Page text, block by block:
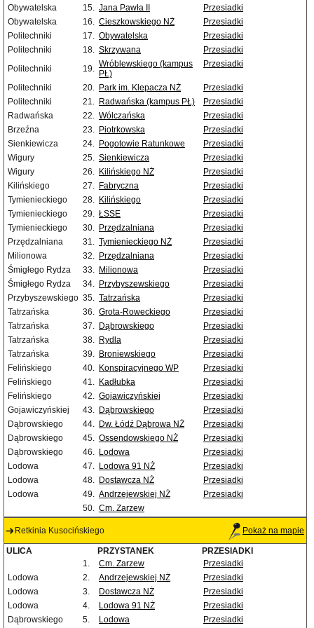
Obywatelska
15. Jana Pawła II
Przesiadki
Obywatelska
16. Cieszkowskiego NŻ
Przesiadki
Politechniki
17. Obywatelska
Przesiadki
Politechniki
18. Skrzywana
Przesiadki
Politechniki
19. Wróblewskiego (kampus
PŁ)
Przesiadki
Politechniki 20. Park im. Klepacza NŻ
Przesiadki
Politechniki
21. Radwańska (kampus PŁ)
Przesiadki
Radwańska
22. Wólczańska
Przesiadki
Brzeźna
23. Piotrkowska
Przesiadki
Sienkiewicza
24. Pogotowie Ratunkowe
Przesiadki
Wigury
25. Sienkiewicza
Przesiadki
Wigury
26. Kilińskiego NŻ
Przesiadki
Kilińskiego
27. Fabryczna
Przesiadki
Tymienieckiego
28. Kilińskiego
Przesiadki
Tymienieckiego
29. ŁSSE
Przesiadki
Tymienieckiego
30. Przędzalniana
Przesiadki
Przędzalniana
31. Tymienieckiego NŻ
Przesiadki
Milionowa
32. Przędzalniana
Przesiadki
Śmigłego Rydza
33. Milionowa
Przesiadki
Śmigłego Rydza
34. Przybyszewskiego
Przesiadki
Przybyszewskiego 35. Tatrzańska
Przesiadki
Tatrzańska
36. Grota-Roweckiego
Przesiadki
Tatrzańska
37. Dąbrowskiego
Przesiadki
Tatrzańska
38. Rydla
Przesiadki
Tatrzańska
39. Broniewskiego
Przesiadki
Felińskiego
40. Konspiracyjnego WP
Przesiadki
Felińskiego
41. Kadłubka
Przesiadki
Felińskiego
42. Gojawiczyńskiej
Przesiadki
Gojawiczyńskiej
43. Dąbrowskiego
Przesiadki
Dąbrowskiego
44. Dw. Łódź Dąbrowa NŻ
Przesiadki
Dąbrowskiego
45. Ossendowskiego NŻ
Przesiadki
Dąbrowskiego
46. Lodowa
Przesiadki
Lodowa
47. Lodowa 91 NŻ
Przesiadki
Lodowa
48. Dostawcza NŻ
Przesiadki
Lodowa
49. Andrzejewskiej NŻ
Przesiadki
50. Cm. Zarzew
Retkinia Kusocińskiego Pokaż na mapie
ULICA PRZYSTANEK
PRZESIADKI
1.
Cm. Zarzew
Przesiadki
Lodowa
2. Andrzejewskiej NŻ
Przesiadki
Lodowa
3. Dostawcza NŻ
Przesiadki
Lodowa
4. Lodowa 91 NŻ
Przesiadki
Dąbrowskiego
5. Lodowa
Przesiadki